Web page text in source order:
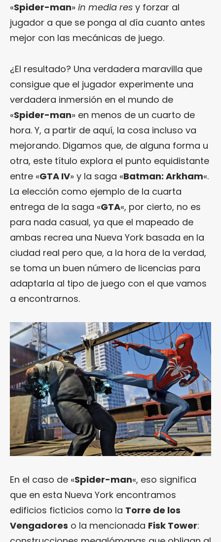
«Spider-man» in media res y forzar al
jugador a que se ponga al día cuanto antes
mejor con las mecánicas de juego.
¿El resultado? Una verdadera maravilla que
consigue que el jugador experimente una
verdadera inmersión en el mundo de
«Spider-man» en menos de un cuarto de
hora. Y, a partir de aquí, la cosa incluso va
mejorando. Digamos que, de alguna forma u
otra, este título explora el punto equidistante
entre «GTA IV» y la saga «Batman: Arkham«.
La elección como ejemplo de la cuarta
entrega de la saga «GTA«, por cierto, no es
para nada casual, ya que el mapeado de
ambas recrea una Nueva York basada en la
ciudad real pero que, a la hora de la verdad,
se toma un buen número de licencias para
adaptarla al tipo de juego con el que vamos
a encontrarnos.
En el caso de «Spider-man«, eso significa
que en esta Nueva York encontramos
edificios ficticios como la Torre de los
Vengadores o la mencionada Fisk Tower: